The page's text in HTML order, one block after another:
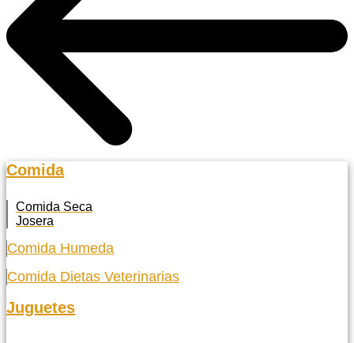
Comida
Comida Seca
Josera
Comida Humeda
Comida Dietas Veterinarias
Juguetes